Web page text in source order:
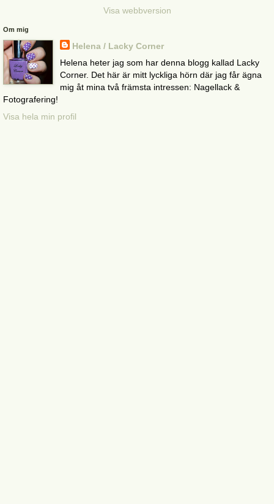
Visa webbversion
Om mig
Helena / Lacky Corner
Helena heter jag som har denna blogg kallad Lacky
Corner. Det här är mitt lyckliga hörn där jag får ägna
mig åt mina två främsta intressen: Nagellack &
Fotografering!
Visa hela min profil